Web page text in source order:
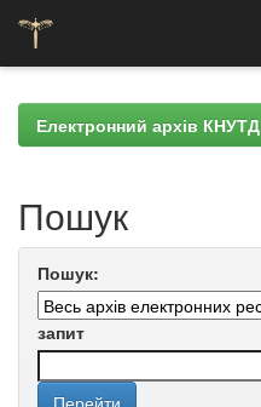
navigationЕлектронний архів КНУТД
Пошук
Пошук:
запит